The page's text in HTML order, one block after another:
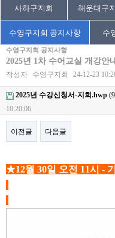
사하구지회 해운대구
수영구지회 공지사항 수
수영구지회 공지사항
2025년 1차 수어교실 개강안
작성자 수영구지회 24-12-23
2025년 수강신청서-지회.hwp
10:20:06
이전글 다음글
★ 12월 30일 오전 11시 -